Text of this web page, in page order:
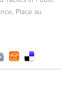
, Place au